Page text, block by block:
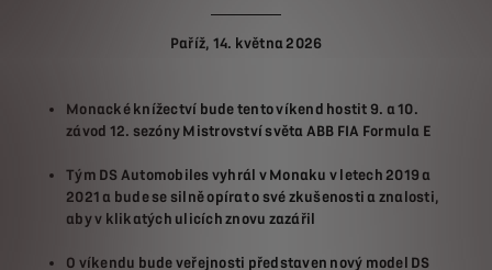
Paříž, 14. května 2026
Monacké knížectví bude tento víkend hostit 9. a 10.
závod 12. sezóny Mistrovství světa ABB FIA Formula E
Tým DS Automobiles vyhrál v Monaku v letech 2019 a
2021 a bude se silně opírat o své zkušenosti a znalosti,
aby v klikatých ulicích znovu zazářil
O víkendu bude veřejnosti představen nový model DS